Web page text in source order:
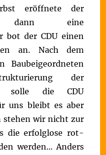
eröffnete der
dann eine
bot der CDU einen
an. Nach dem
Baubeigeordneten
der
solle die CDU
uns bleibt es aber
stehen wir nicht zur
die erfolglose rot-
werden… Anders